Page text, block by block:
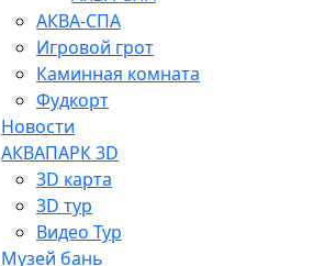
АКВА-СПА
Игровой грот
Каминная комната
Фудкорт
Новости
АКВАПАРК 3D
3D карта
3D тур
Видео Тур
Музей бань